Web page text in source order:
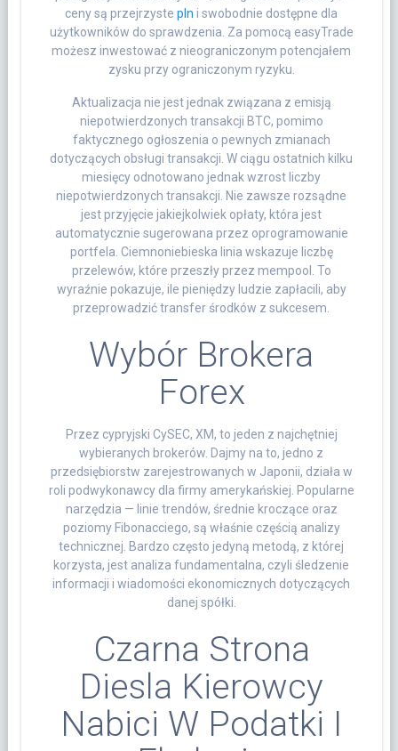
ceny są przejrzystepln i swobodnie dostępne dla
użytkowników do sprawdzenia. Za pomocą easyTrade
możesz inwestować z nieograniczonym potencjałem
zysku przy ograniczonym ryzyku.
Aktualizacja nie jest jednak związana z emisją
niepotwierdzonych transakcji BTC, pomimo
faktycznego ogłoszenia o pewnych zmianach
dotyczących obsługi transakcji. W ciągu ostatnich kilku
miesięcy odnotowano jednak wzrost liczby
niepotwierdzonych transakcji. Nie zawsze rozsądne
jest przyjęcie jakiejkolwiek opłaty, która jest
automatycznie sugerowana przez oprogramowanie
portfela. Ciemnoniebieska linia wskazuje liczbę
przelewów, które przeszły przez mempool. To
wyraźnie pokazuje, ile pieniędzy ludzie zapłacili, aby
przeprowadzić transfer środków z sukcesem.
Wybór Brokera
Forex
Przez cypryjski CySEC, XM, to jeden z najchętniej
wybieranych brokerów. Dajmy na to, jedno z
przedsiębiorstw zarejestrowanych w Japonii, działa w
roli podwykonawcy dla firmy amerykańskiej. Popularne
narzędzia — linie trendów, średnie kroczące oraz
poziomy Fibonacciego, są właśnie częścią analizy
technicznej. Bardzo często jedyną metodą, z której
korzysta, jest analiza fundamentalna, czyli śledzenie
informacji i wiadomości ekonomicznych dotyczących
danej spółki.
Czarna Strona
Diesla Kierowcy
Nabici W Podatki I